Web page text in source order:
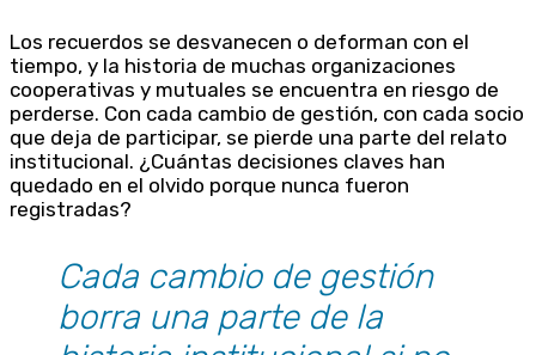
Los recuerdos se desvanecen o deforman con el
tiempo, y la historia de muchas organizaciones
cooperativas y mutuales se encuentra en riesgo de
perderse. Con cada cambio de gestión, con cada socio
que deja de participar, se pierde una parte del relato
institucional. ¿Cuántas decisiones claves han
quedado en el olvido porque nunca fueron
registradas?
Cada cambio de gestión
borra una parte de la